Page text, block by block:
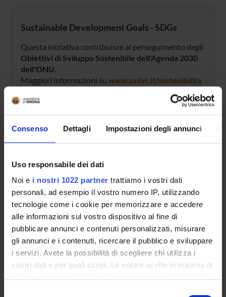
Consenso Dettagli Impostazioni degli annunci
Uso responsabile dei dati
Noi e i nostri 1022 partner trattiamo i vostri dati
personali, ad esempio il vostro numero IP, utilizzando
tecnologie come i cookie per memorizzare e accedere
alle informazioni sul vostro dispositivo al fine di
pubblicare annunci e contenuti personalizzati, misurare
gli annunci e i contenuti, ricercare il pubblico e sviluppare
i servizi. Avete la possibilità di scegliere chi utilizza i
vostri dati e per quali scopi. Le vostre scelte in materia di
Sustainable Development Goals - SDGs
Questa iniziativa contribuisce al perseguimento degli
Obiettivi di Sviluppo Sostenibile dell'Agenda 2030
dell'ONU.
Maggiori informazioni su www.univr.it/sostenibilita
ORGANIZZAZIONE
GOVERNANCE
COMMISSIONI